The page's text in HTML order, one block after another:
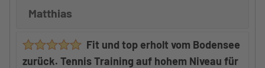
Matthias
Fit und top erholt vom Bodensee
zurück. Tennis Training auf hohem Niveau für